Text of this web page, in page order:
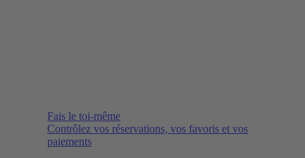
Fais le toi-même
Contrôlez vos réservations, vos favoris et vos
paiements